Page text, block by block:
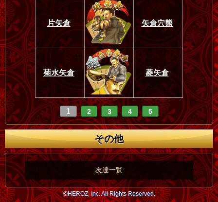
片矢倉 矢倉穴熊
菊水矢倉 菱矢倉
1 2 3 4 5
その他
友達一覧
©HEROZ, Inc. All Rights Reserved.